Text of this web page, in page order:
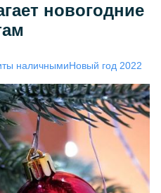
новогодние
наличнымиНовый год 2022